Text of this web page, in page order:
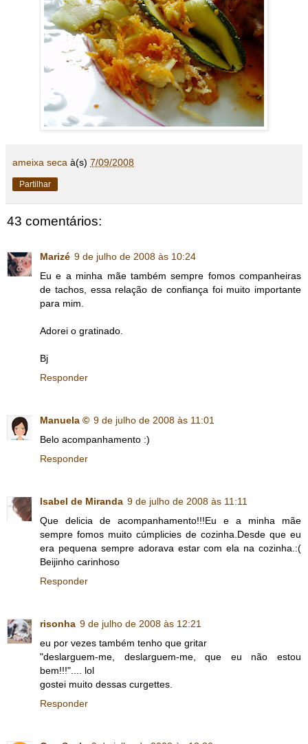
ameixa seca à(s) 7/09/2008
Partilhar
43 comentários:
Marizé 9 de julho de 2008 às 10:24
Eu e a minha mãe também sempre fomos companheiras
de tachos, essa relação de confiança foi muito importante
para mim.
Adorei o gratinado.
Bj
Responder
Manuela © 9 de julho de 2008 às 11:01
Belo acompanhamento :)
Responder
Isabel de Miranda 9 de julho de 2008 às 11:11
Que delicia de acompanhamento!!!Eu e a minha mãe
sempre fomos muito cúmplicies de cozinha.Desde que eu
era pequena sempre adorava estar com ela na cozinha.:(
Beijinho carinhoso
Responder
risonha 9 de julho de 2008 às 12:21
eu por vezes também tenho que gritar
"deslarguem-me, deslarguem-me, que eu não estou
bem!!!".... lol
gostei muito dessas curgettes.
Responder